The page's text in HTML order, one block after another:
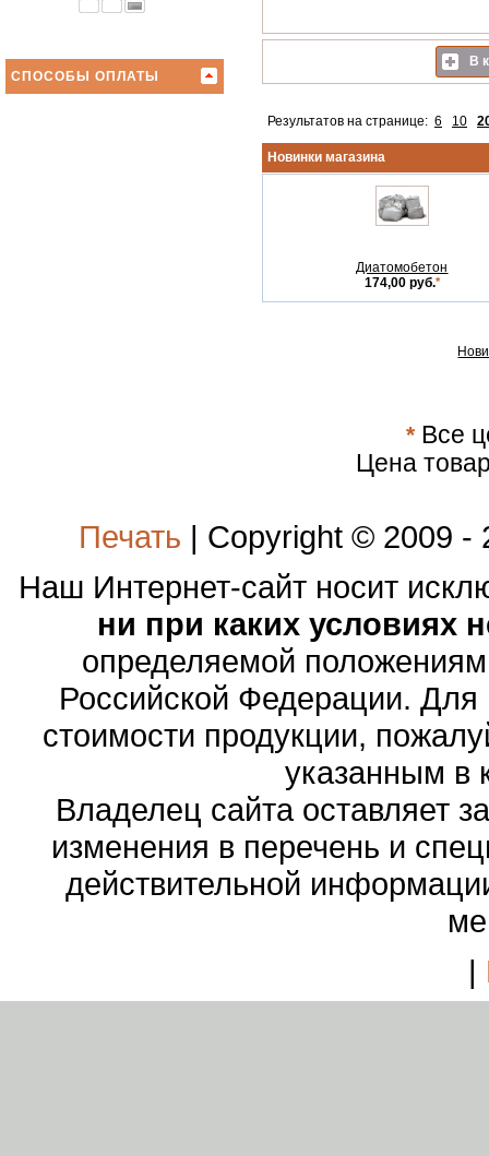
СПОСОБЫ ОПЛАТЫ
В
Результатов на странице: 6 10
Новинки магазина
Диатомобетон
174,00 руб.*
* Все
Цена
Печать | Copyright © 2009 -
Наш Интернет-сайт носит
ни при каких условиях
определяемой
Российской Федерации.
стоимости продукции,
указанным в
Владелец сайта оставляет
изменения в перечень и
действительной
|